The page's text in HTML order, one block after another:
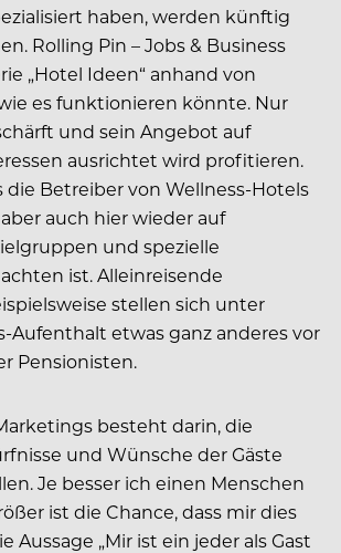
haben, werden künftig
Rolling Pin – Jobs & Business
„Hotel Ideen“ anhand von
es funktionieren könnte. Nur
und sein Angebot auf
ausrichtet wird profitieren.
die Betreiber von Wellness-Hotels
auch hier wieder auf
und spezielle
ist. Alleinreisende
stellen sich unter
Aufenthalt etwas ganz anderes vor
Pensionisten.
besteht darin, die
und Wünsche der Gäste
Je besser ich einen Menschen
ist die Chance, dass mir dies
Aussage „Mir ist ein jeder als Gast